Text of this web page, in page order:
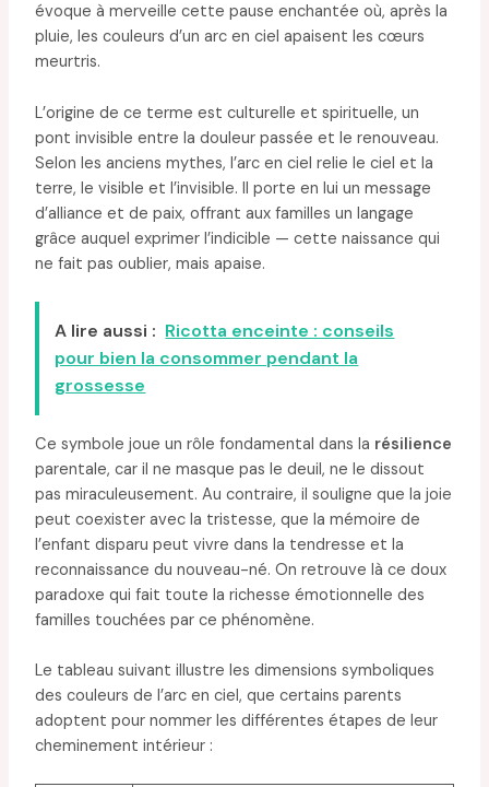
évoque à merveille cette pause enchantée où, après la
pluie, les couleurs d’un arc en ciel apaisent les cœurs
meurtris.
L’origine de ce terme est culturelle et spirituelle, un
pont invisible entre la douleur passée et le renouveau.
Selon les anciens mythes, l’arc en ciel relie le ciel et la
terre, le visible et l’invisible. Il porte en lui un message
d’alliance et de paix, offrant aux familles un langage
grâce auquel exprimer l’indicible — cette naissance qui
ne fait pas oublier, mais apaise.
A lire aussi : Ricotta enceinte : conseils
pour bien la consommer pendant la
grossesse
Ce symbole joue un rôle fondamental dans la résilience
parentale, car il ne masque pas le deuil, ne le dissout
pas miraculeusement. Au contraire, il souligne que la joie
peut coexister avec la tristesse, que la mémoire de
l’enfant disparu peut vivre dans la tendresse et la
reconnaissance du nouveau-né. On retrouve là ce doux
paradoxe qui fait toute la richesse émotionnelle des
familles touchées par ce phénomène.
Le tableau suivant illustre les dimensions symboliques
des couleurs de l’arc en ciel, que certains parents
adoptent pour nommer les différentes étapes de leur
cheminement intérieur :